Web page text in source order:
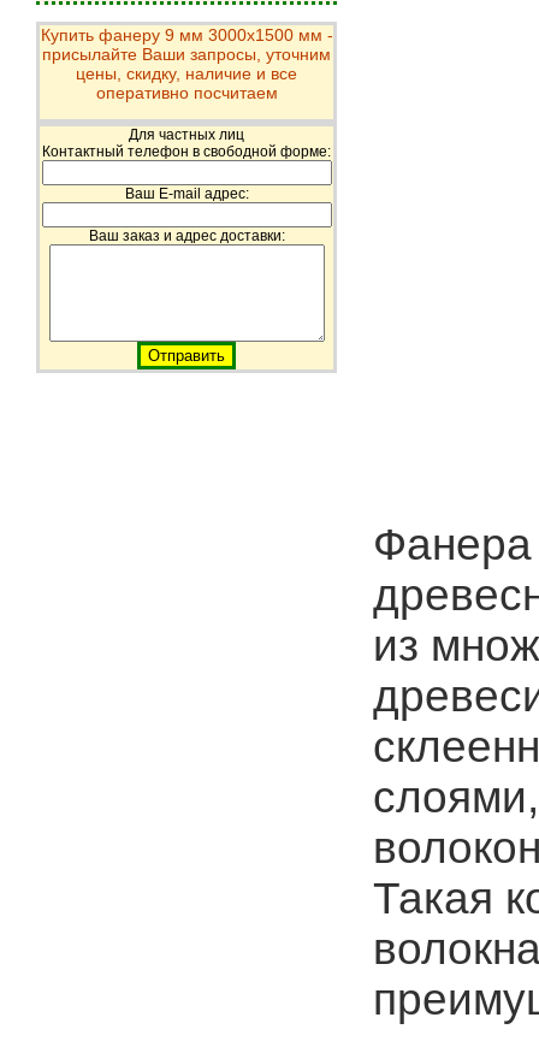
Купить фанеру 9 мм 3000х1500 мм -
присылайте Ваши запросы, уточним
цены, скидку, наличие и все
оперативно посчитаем
Для частных лиц
Контактный телефон в свободной форме:
Ваш E-mail адрес:
Ваш заказ и адрес доставки:
из
Такая